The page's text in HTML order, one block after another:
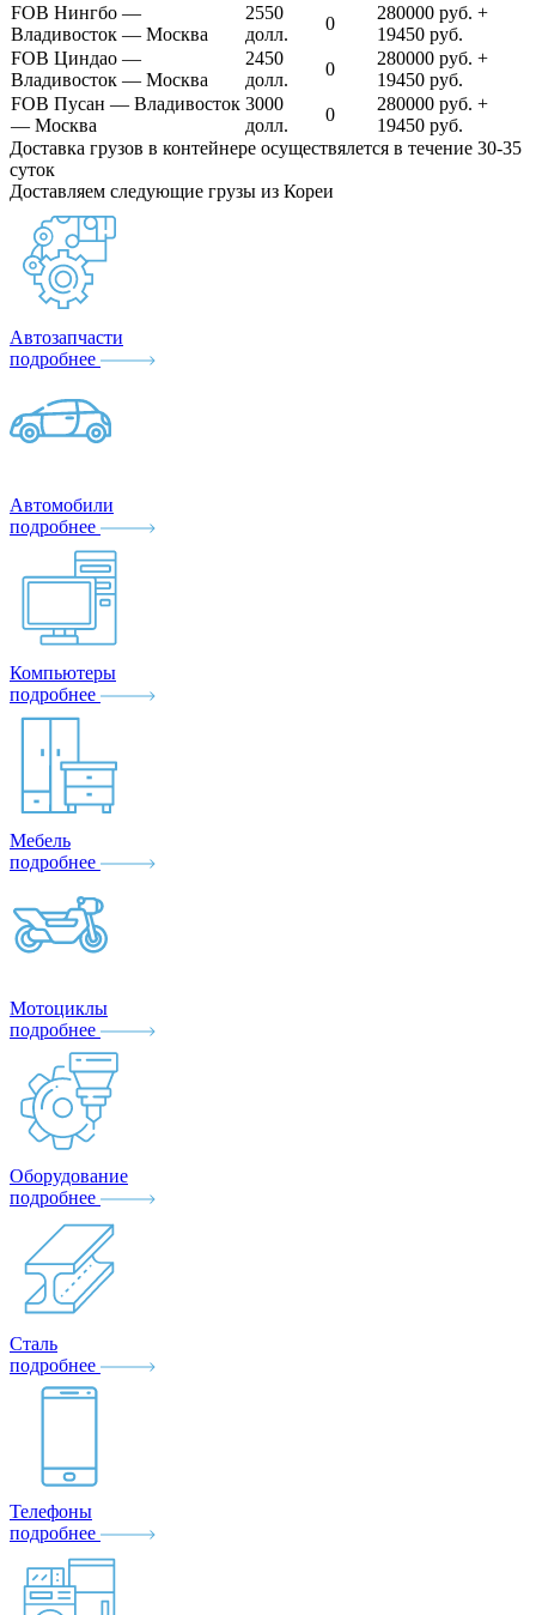
FOB Нингбо —
Владивосток — Москва
2550
долл.
0
280000 руб. +
19450 руб.
FOB Циндао —
Владивосток — Москва
2450
долл.
0
280000 руб. +
19450 руб.
FOB Пусан — Владивосток
— Москва
3000
долл.
0
280000 руб. +
19450 руб.
Доставка грузов в контейнере осуществялется в течение 30-35
суток
Доставляем следующие грузы из Кореи
Автозапчасти
подробнее
Автомобили
подробнее
Компьютеры
подробнее
Мебель
подробнее
Мотоциклы
подробнее
Оборудование
подробнее
Сталь
подробнее
Телефоны
подробнее